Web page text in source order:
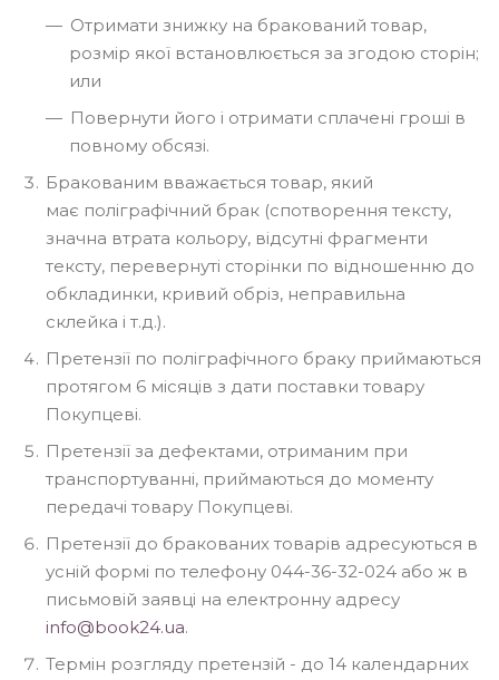
Отримати знижку на бракований товар,
розмір якої встановлюється за згодою сторін;
или
Повернути його і отримати сплачені гроші в
повному обсязі.
Бракованим вважається товар, який
має поліграфічний брак (спотворення тексту,
значна втрата кольору, відсутні фрагменти
тексту, перевернуті сторінки по відношенню до
обкладинки, кривий обріз, неправильна
склейка і т.д.).
Претензії по поліграфічного браку приймаються
протягом 6 місяців з дати поставки товару
Покупцеві.
Претензії за дефектами, отриманим при
транспортуванні, приймаються до моменту
передачі товару Покупцеві.
Претензії до бракованих товарів адресуються в
усній формі по телефону 044-36-32-024 або ж в
письмовій заявці на електронну адресу
info@book24.ua.
Термін розгляду претензій - до 14 календарних